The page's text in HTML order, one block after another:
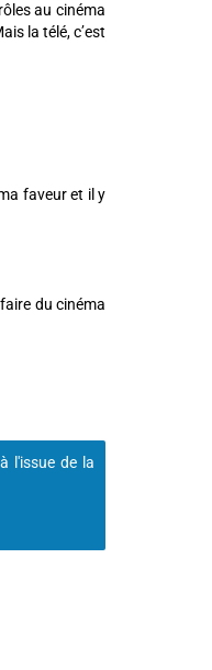
au cinéma
la télé, c’est
faveur et il y
du cinéma
l'issue de la